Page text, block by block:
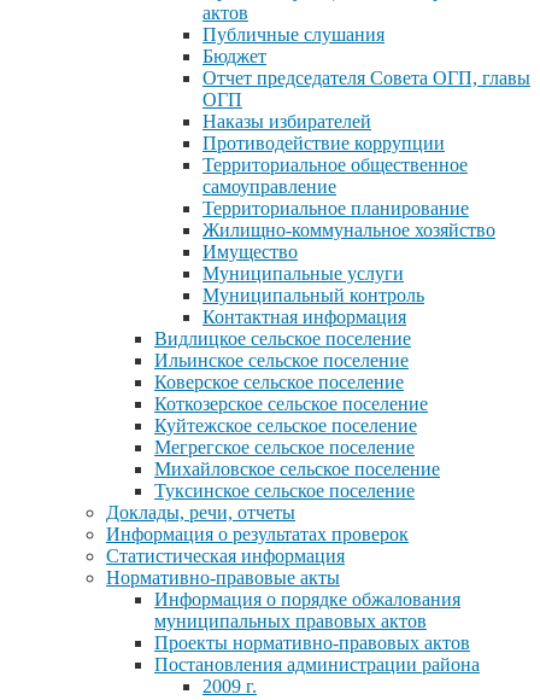
актов
Публичные слушания
Бюджет
Отчет председателя Совета ОГП, главы
ОГП
Наказы избирателей
Противодействие коррупции
Территориальное общественное
самоуправление
Территориальное планирование
Жилищно-коммунальное хозяйство
Имущество
Муниципальные услуги
Муниципальный контроль
Контактная информация
Видлицкое сельское поселение
Ильинское сельское поселение
Коверское сельское поселение
Коткозерское сельское поселение
Куйтежское сельское поселение
Мегрегское сельское поселение
Михайловское сельское поселение
Туксинское сельское поселение
Доклады, речи, отчеты
Информация о результатах проверок
Статистическая информация
Нормативно-правовые акты
Информация о порядке обжалования
муниципальных правовых актов
Проекты нормативно-правовых актов
Постановления администрации района
2009 г.